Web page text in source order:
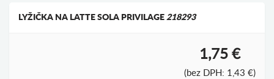
LYŽIČKA NA LATTE SOLA PRIVILAGE 218293
1,75 €
(bez DPH: 1,43 €)